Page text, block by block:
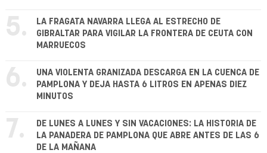
5.
LA FRAGATA NAVARRA LLEGA AL ESTRECHO DE
GIBRALTAR PARA VIGILAR LA FRONTERA DE CEUTA CON
MARRUECOS
6.
UNA VIOLENTA GRANIZADA DESCARGA EN LA CUENCA DE
PAMPLONA Y DEJA HASTA 6 LITROS EN APENAS DIEZ
MINUTOS
7.
DE LUNES A LUNES Y SIN VACACIONES: LA HISTORIA DE
LA PANADERA DE PAMPLONA QUE ABRE ANTES DE LAS 6
DE LA MAÑANA